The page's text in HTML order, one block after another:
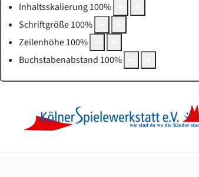
Inhaltsskalierung100%
Schriftgröße100%
Zeilenhöhe100%
Buchstabenabstand 100%